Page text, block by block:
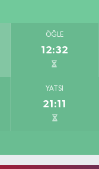
ÖĞLE
12:32
YATSI
21:11